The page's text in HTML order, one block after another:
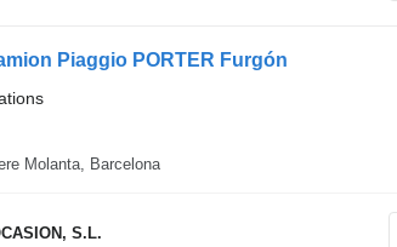
Piaggio PORTER Furgón
Molanta, Barcelona
S.L.